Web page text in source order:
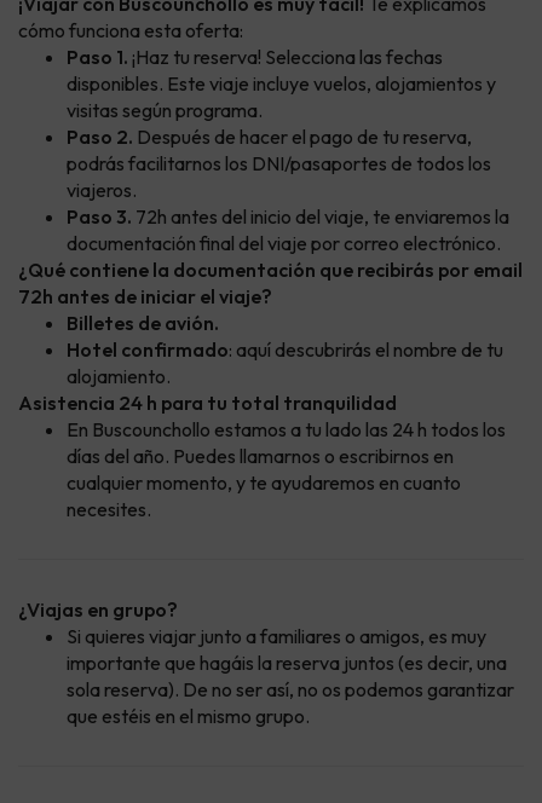
cómo funciona esta oferta:
Paso 1. ¡Haz tu reserva! Selecciona las fechas
disponibles. Este viaje incluye vuelos, alojamientos y
visitas según programa.
Paso 2. Después de hacer el pago de tu reserva,
podrás facilitarnos los DNI/pasaportes de todos los
viajeros.
Paso 3. 72h antes del inicio del viaje, te enviaremos la
documentación final del viaje por correo electrónico.
¿Qué contiene la documentación que recibirás por email
72h antes de iniciar el viaje?
Billetes de avión.
Hotel confirmado: aquí descubrirás el nombre de tu
alojamiento.
Asistencia 24 h para tu total tranquilidad
En Buscounchollo estamos a tu lado las 24 h todos los
días del año. Puedes llamarnos o escribirnos en
cualquier momento, y te ayudaremos en cuanto
necesites.
¿Viajas en grupo?
Si quieres viajar junto a familiares o amigos, es muy
importante que hagáis la reserva juntos (es decir, una
sola reserva). De no ser así, no os podemos garantizar
que estéis en el mismo grupo.